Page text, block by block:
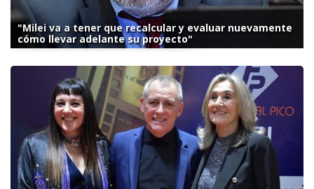
"Milei va a tener que recalcular y evaluar nuevamente
cómo llevar adelante su proyecto"